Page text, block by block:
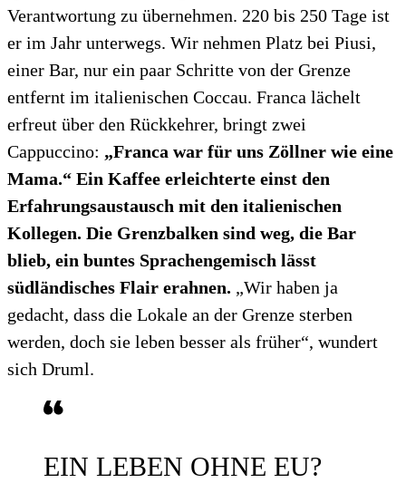
Verantwortung zu übernehmen. 220 bis 250 Tage ist
er im Jahr unterwegs. Wir nehmen Platz bei Piusi,
einer Bar, nur ein paar Schritte von der Grenze
entfernt im italienischen Coccau. Franca lächelt
erfreut über den Rückkehrer, bringt zwei
Cappuccino: „Franca war für uns Zöllner wie eine
Mama.“ Ein Kaffee erleichterte einst den
Erfahrungsaustausch mit den italienischen
Kollegen. Die Grenzbalken sind weg, die Bar
blieb, ein buntes Sprachengemisch lässt
südländisches Flair erahnen. „Wir haben ja
gedacht, dass die Lokale an der Grenze sterben
werden, doch sie leben besser als früher“, wundert
sich Druml.
EIN LEBEN OHNE EU?